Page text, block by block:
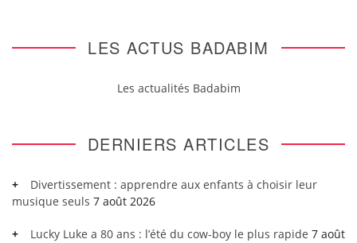
LES ACTUS BADABIM
Les actualités Badabim
DERNIERS ARTICLES
Divertissement : apprendre aux enfants à choisir leur
musique seuls 7 août 2026
Lucky Luke a 80 ans : l’été du cow-boy le plus rapide 7 août